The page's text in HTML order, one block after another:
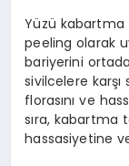
Yüzü kabartma
peeling olarak
bariyerini
sivilcelere karşı
florasını ve
sıra, kabartma
hassasiyetine